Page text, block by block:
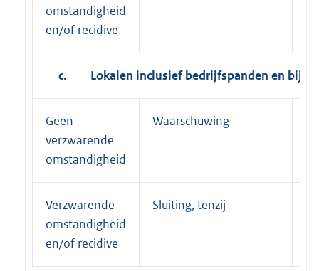
omstandigheid
en/of recidive
c. Lokalen inclusief bedrijfspanden en
Geen
verzwarende
omstandigheid
Waarschuwing
Verzwarende
omstandigheid
en/of recidive
Sluiting, tenzij